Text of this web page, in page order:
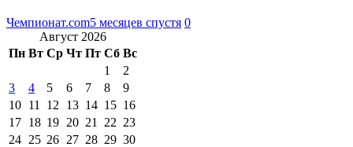
Чемпионат.com5 месяцев спустя 0
Август 2026
Пн Вт Ср Чт Пт Сб Вс
1
2
3
4 5 6 7 8
9
10 11 12 13 14 15 16
17 18 19 20 21 22 23
24 25 26 27 28 29 30